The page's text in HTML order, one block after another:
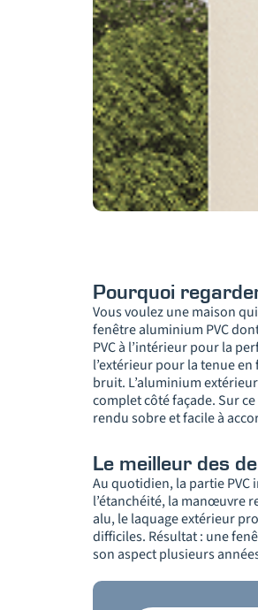
Pourquoi
Vous voulez une maison
fenêtre aluminium PVC
PVC à l’intérieur pour la
l’extérieur pour la tenue
bruit. L’aluminium
complet côté façade. Sur
rendu sobre et facile à
Le meilleur des
Au quotidien, la partie
l’étanchéité, la manœuvre
alu, le laquage extérieur
difficiles. Résultat : une
son aspect plusieurs